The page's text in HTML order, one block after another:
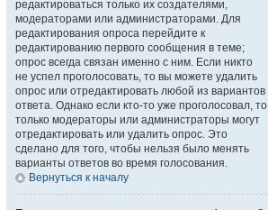
редактироваться только их создателями,
модераторами или администраторами. Для
редактирования опроса перейдите к
редактированию первого сообщения в теме;
опрос всегда связан именно с ним. Если никто
не успел проголосовать, то вы можете удалить
опрос или отредактировать любой из вариантов
ответа. Однако если кто-то уже проголосовал, то
только модераторы или администраторы могут
отредактировать или удалить опрос. Это
сделано для того, чтобы нельзя было менять
варианты ответов во время голосования.
Вернуться к началу